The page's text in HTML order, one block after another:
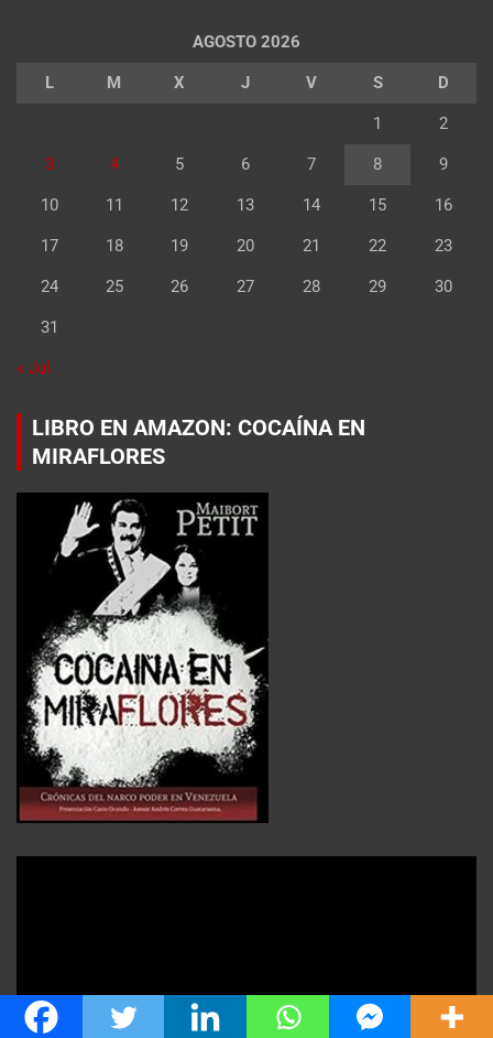
AGOSTO 2026
L M X J V S D
1 2
3 4 5 6 7 8 9
10 11 12 13 14 15 16
17 18 19 20 21 22 23
24 25 26 27 28 29 30
31
« Jul
LIBRO EN AMAZON: COCAÍNA EN
MIRAFLORES